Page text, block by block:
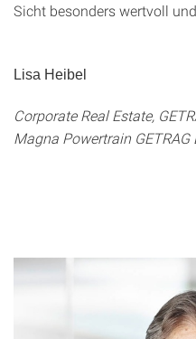
Sicht besonders wertvoll
Lisa Heibel
Corporate Real Estate,
Magna Powertrain GETRAG